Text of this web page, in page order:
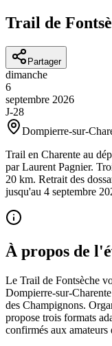
Trail de
Partager
dimanche
6
septembre 2026
J-28
Dompierre-sur-
Trail en Charente au
par Laurent Pagnier.
20 km. Retrait des
jusqu'au 4 septembre
À propos de
Le Trail de Fontsèche
Dompierre-sur-
des Champignons.
propose trois formats
confirmés aux amateurs